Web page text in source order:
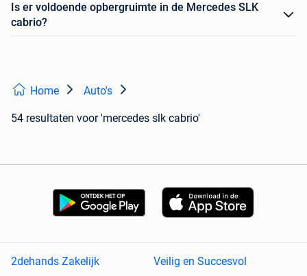
Is er voldoende opbergruimte in de Mercedes SLK
cabrio?
Home Auto's
54 resultaten voor 'mercedes slk cabrio'
2dehands Zakelijk Veilig en Succesvol